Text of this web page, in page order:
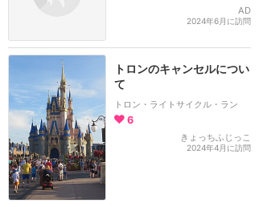
AD
2024年6月に訪問
トロンのキャンセルについ
て
トロン・ライトサイクル・ラン
6
きょっちふじっこ
2024年4月に訪問